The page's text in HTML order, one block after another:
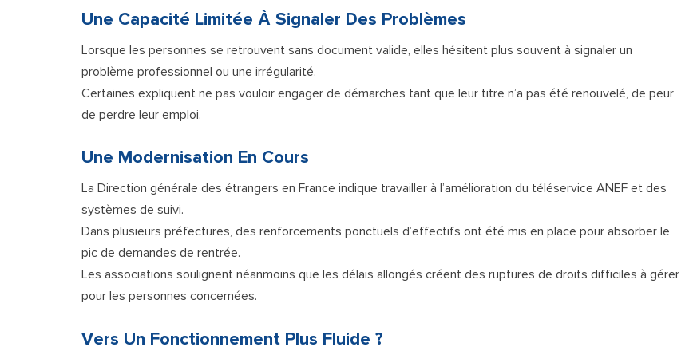
Une Capacité Limitée À Signaler Des Problèmes
Lorsque les personnes se retrouvent sans document valide, elles hésitent plus souvent à signaler un
problème professionnel ou une irrégularité.
Certaines expliquent ne pas vouloir engager de démarches tant que leur titre n’a pas été renouvelé, de peur
de perdre leur emploi.
Une Modernisation En Cours
La Direction générale des étrangers en France indique travailler à l’amélioration du téléservice ANEF et des
systèmes de suivi.
Dans plusieurs préfectures, des renforcements ponctuels d’effectifs ont été mis en place pour absorber le
pic de demandes de rentrée.
Les associations soulignent néanmoins que les délais allongés créent des ruptures de droits difficiles à gérer
pour les personnes concernées.
Vers Un Fonctionnement Plus Fluide ?